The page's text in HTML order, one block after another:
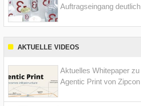
Auftragseingang deutlich
AKTUELLE VIDEOS
Aktuelles Whitepaper zu
Agentic Print von Zipcon